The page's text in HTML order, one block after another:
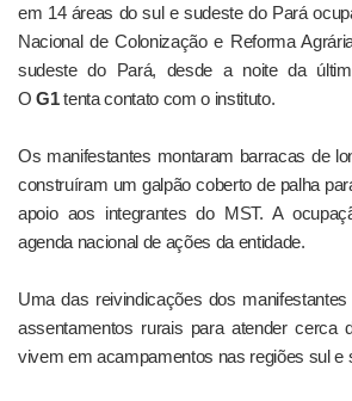
em 14 áreas do sul e sudeste do Pará
Nacional de Colonização e Reforma
sudeste do Pará, desde a noite da
O G1 tenta contato com o instituto.
Os manifestantes montaram barracas de
construíram um galpão coberto de palha
apoio aos integrantes do MST. A
agenda nacional de ações da entidade.
Uma das reivindicações dos
assentamentos rurais para atender cerca
vivem em acampamentos nas regiões sul e